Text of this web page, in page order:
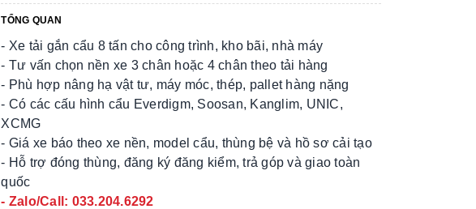
TỔNG QUAN
- Xe tải gắn cẩu 8 tấn cho công trình, kho bãi, nhà máy
- Tư vấn chọn nền xe 3 chân hoặc 4 chân theo tải hàng
- Phù hợp nâng hạ vật tư, máy móc, thép, pallet hàng nặng
- Có các cấu hình cẩu Everdigm, Soosan, Kanglim, UNIC,
XCMG
- Giá xe báo theo xe nền, model cẩu, thùng bệ và hồ sơ cải tạo
- Hỗ trợ đóng thùng, đăng ký đăng kiểm, trả góp và giao toàn
quốc
- Zalo/Call: 033.204.6292